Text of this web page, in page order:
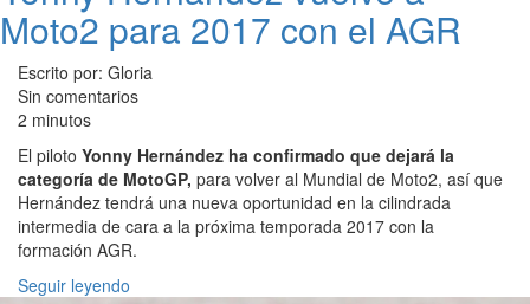
Moto2 para 2017 con el AGR
Escrito por: Gloria
Sin comentarios
2 minutos
El piloto Yonny Hernández ha confirmado que dejará la
categoría de MotoGP, para volver al Mundial de Moto2, así que
Hernández tendrá una nueva oportunidad en la cilindrada
intermedia de cara a la próxima temporada 2017 con la
formación AGR.
Seguir leyendo